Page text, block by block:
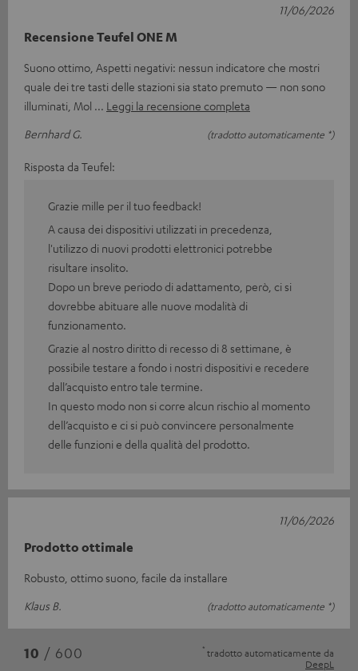
Recensione Teufel ONE M
Suono ottimo, Aspetti negativi: nessun indicatore che mostri
quale dei tre tasti delle stazioni sia stato premuto — non sono
illuminati, Mol
Leggi la recensione completa
Bernhard G.
(tradotto automaticamente *)
11/06/2026
Risposta da Teufel:
Grazie mille per il tuo feedback!
A causa dei dispositivi utilizzati in precedenza,
l'utilizzo di nuovi prodotti elettronici potrebbe
risultare insolito.
Dopo un breve periodo di adattamento, però, ci si
dovrebbe abituare alle nuove modalità di
funzionamento.
Grazie al nostro diritto di recesso di 8 settimane, è
possibile testare a fondo i nostri dispositivi e recedere
dall’acquisto entro tale termine.
In questo modo non si corre alcun rischio al momento
dell’acquisto e ci si può convincere personalmente
delle funzioni e della qualità del prodotto.
Prodotto ottimale
Robusto, ottimo suono, facile da installare
Klaus B.
(tradotto automaticamente *)
11/06/2026
10 / 600 * tradotto automaticamente da
DeepL